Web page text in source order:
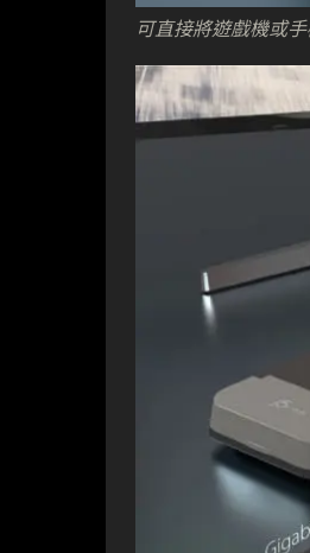
可直接將遊戲機或